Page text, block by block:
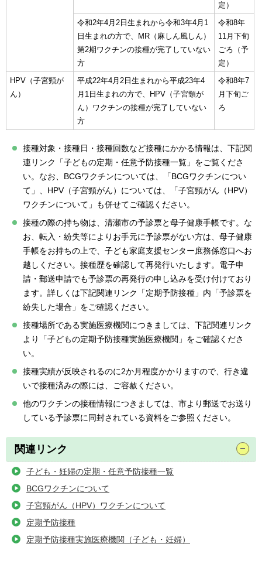
定）
令和2年4月2日生まれから令和3年4月1
日生まれの方で、MR（麻しん風しん）
第2期ワクチンの接種が完了していない
方
令和8年
11月下旬
ごろ（予
定）
HPV（子宮頸が
ん）
平成22年4月2日生まれから平成23年4
月1日生まれの方で、HPV（子宮頸が
ん）ワクチンの接種が完了していない
方
令和8年7
月下旬ご
ろ
接種対象・接種日・接種回数など接種にかかる情報は、下記関
連リンク「子どもの定期・任意予防接種一覧」をご覧くださ
い。なお、BCGワクチンについては、「BCGワクチンについ
て」、HPV（子宮頸がん）については、「子宮頸がん（HPV）
ワクチンについて」も併せてご確認ください。
接種の際の持ち物は、清瀬市の予診票と母子健康手帳です。な
お、転入・紛失等によりお手元に予診票がない方は、母子健康
手帳をお持ちの上で、子ども家庭支援センター庶務係窓口へお
越しください。接種歴を確認して再発行いたします。電子申
請・郵送申請でも予診票の再発行の申し込みを受け付けており
ます。詳しくは下記関連リンク「定期予防接種」内「予診票を
紛失した場合」をご確認ください。
接種場所である実施医療機関につきましては、下記関連リンク
より「子どもの定期予防接種実施医療機関」をご確認くださ
い。
接種実績が反映されるのに2か月程度かかりますので、行き違
いで接種済みの際には、ご容赦ください。
他のワクチンの接種情報につきましては、市より郵送でお送り
している予診票に同封されている資料をご参照ください。
関連リンク
子ども・妊婦の定期・任意予防接種一覧
BCGワクチンについて
子宮頸がん（HPV）ワクチンについて
定期予防接種
定期予防接種実施医療機関（子ども・妊婦）